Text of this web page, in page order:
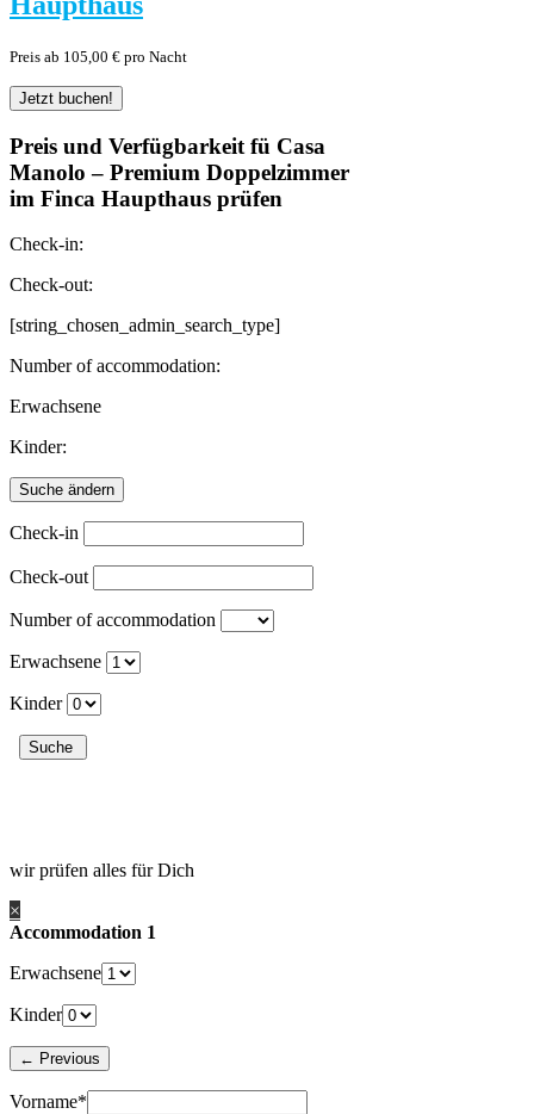
Preis ab 105,00 € pro Nacht
Preis und Verfügbarkeit fü Casa
Manolo – Premium Doppelzimmer
im Finca Haupthaus prüfen
Check-in:
Check-out:
[string_chosen_admin_search_type]
Number of accommodation:
Erwachsene
Kinder:
Check-in
Check-out
Number of accommodation
Erwachsene
Kinder
wir prüfen alles für Dich
×
Accommodation 1
Erwachsene
Kinder
Vorname*